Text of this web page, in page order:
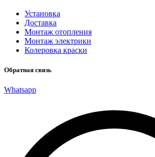
Установка
Доставка
Монтаж отопления
Монтаж электрики
Колеровка краски
Обратная связь
Whatsapp